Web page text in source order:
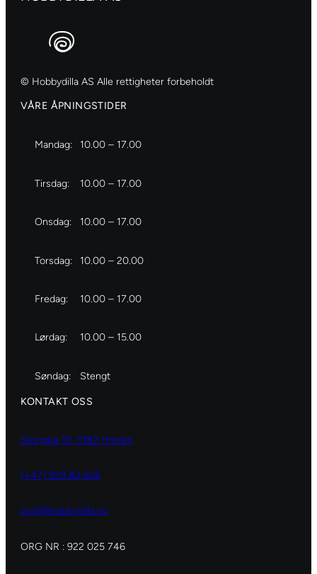
© Hobbydilla AS Alle rettigheter forbeholdt
VÅRE ÅPNINGSTIDER
Mandag: 10.00 – 17.00
Tirsdag: 10.00 – 17.00
Onsdag: 10.00 – 17.00
Torsdag: 10.00 – 20.00
Fredag: 10.00 – 17.00
Lørdag: 10.00 – 15.00
Søndag: Stengt
KONTAKT OSS
Storgata 19, 3182 Horten
(+47) 929 82 626
post@hobbydilla.no
ORG NR : 922 025 746